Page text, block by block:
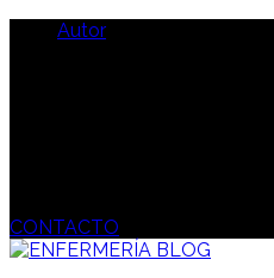
Autor
CONTACTO